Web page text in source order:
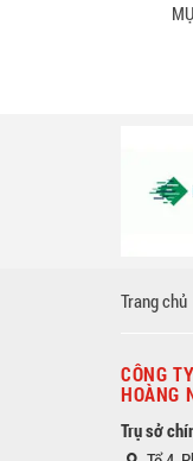
Trang chủ
CÔNG
HOÀNG
Trụ sở